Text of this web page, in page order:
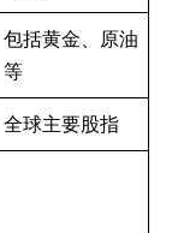
包括黄金、原油
等
全球主要股指